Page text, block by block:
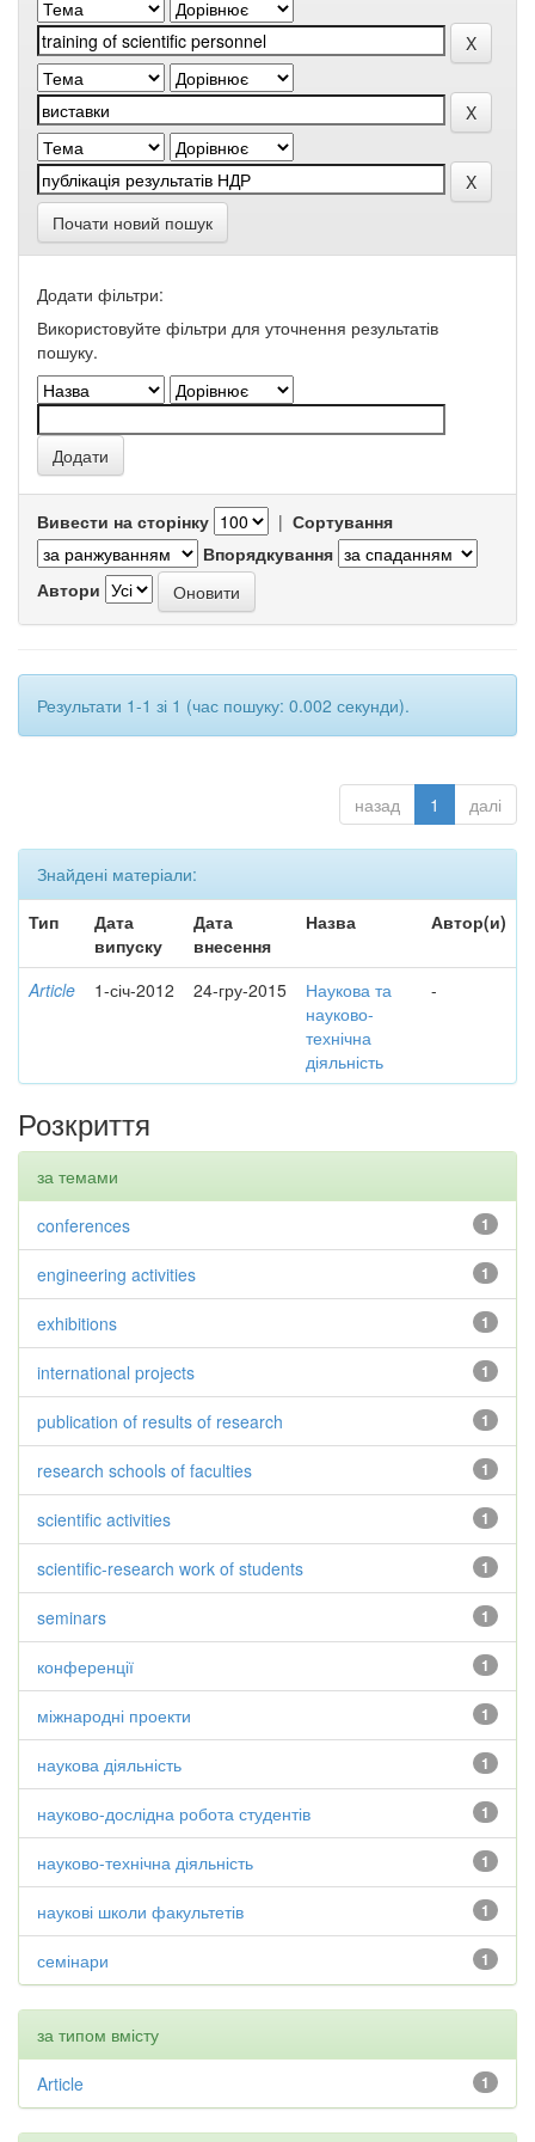
Почати новий пошук
Додати фільтри:
Використовуйте фільтри для уточнення результатів
пошуку.
Вивести на сторінку | Сортування
Впорядкування
Автори
Результати 1-1 зі 1 (час пошуку: 0.002 секунди).
назад 1 далі
Знайдені матеріали:
Тип
Дата
випуску
Дата
внесення
Назва Автор(и)
Article 1-січ-2012 24-гру-2015
Наукова та
науково-
технічна
діяльність
-
Розкриття
за темами
1
conferences
1
engineering activities
1
exhibitions
1
international projects
1
publication of results of research
1
research schools of faculties
1
scientific activities
1
scientific-research work of students
1
seminars
1
конференції
1
міжнародні проекти
1
наукова діяльність
1
науково-дослідна робота студентів
1
науково-технічна діяльність
1
наукові школи факультетів
1
семінари
за типом вмісту
1
Article